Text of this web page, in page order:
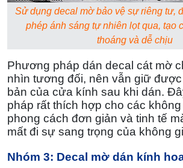
Sử dụng decal mờ bảo vệ sự riêng tư,
phép ánh sáng tự nhiên lọt qua, tạo
thoáng và dễ chịu
Phương pháp dán decal cát mờ
nhìn tương đối, nên vẫn giữ
bản của cửa kính sau khi dán.
pháp rất thích hợp cho các
phong cách đơn giản và tinh tế
mất đi sự sang trọng của không
Nhóm 3: Decal mờ dán kính